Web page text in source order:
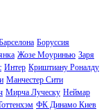
Боруссия
Жозе Моуринью Заря
Интер Криштиану Роналду
Манчестер Сити
Мирча Луческу Неймар
ФК Динамо Киев